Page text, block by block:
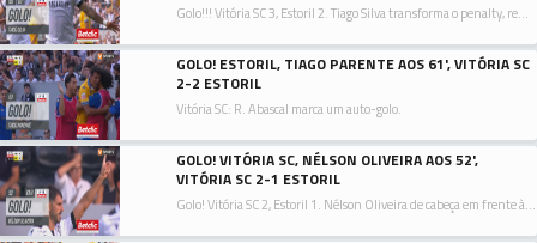
Golo!!! Vitória SC 3, Estoril 2. Tiago Silva transforma o penalty, remate com o pé direito junto à base do poste esquerdo.
GOLO! ESTORIL, TIAGO PARENTE AOS 61', VITÓRIA SC
2-2 ESTORIL
Vitória SC: R. Abascal marca um auto-golo.
GOLO! VITÓRIA SC, NÉLSON OLIVEIRA AOS 52',
VITÓRIA SC 2-1 ESTORIL
Golo! Vitória SC 2, Estoril 1. Nélson Oliveira de cabeça em frente à baliza ao lado inferior direito da baliza. Assistência de Tomás Händel com um cruzamento para a área.